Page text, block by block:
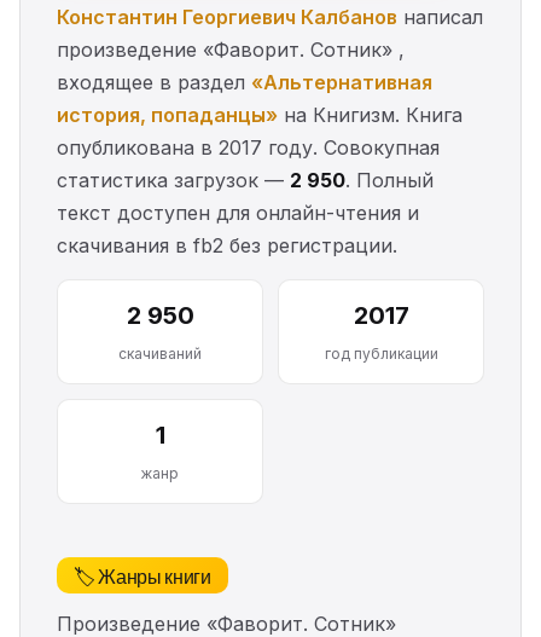
Константин Георгиевич Калбанов написал
произведение «Фаворит. Сотник» ,
входящее в раздел «Альтернативная
история, попаданцы» на Книгизм. Книга
опубликована в 2017 году. Совокупная
статистика загрузок — 2 950. Полный
текст доступен для онлайн-чтения и
скачивания в fb2 без регистрации.
2 950
скачиваний
2017
год публикации
1
жанр
🏷️ Жанры книги
Произведение «Фаворит. Сотник»